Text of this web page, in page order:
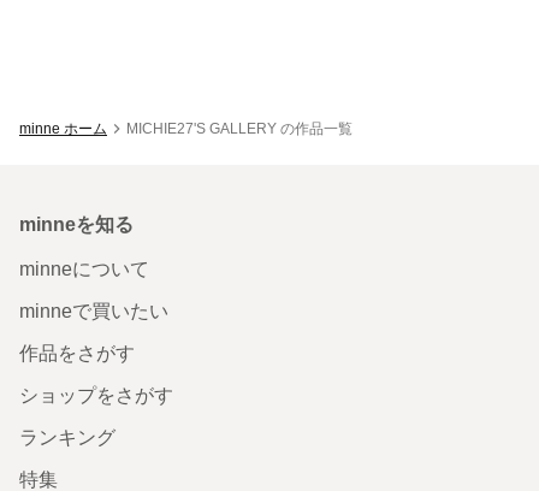
minne ホーム MICHIE27'S GALLERY の作品一覧
minneを知る
minneについて
minneで買いたい
作品をさがす
ショップをさがす
ランキング
特集